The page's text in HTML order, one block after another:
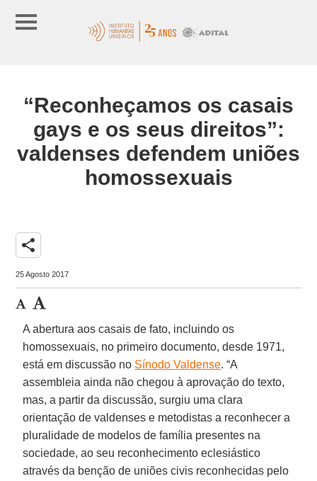
“Reconheçamos os casais
gays e os seus direitos”:
valdenses defendem uniões
homossexuais
share
25 Agosto 2017
A abertura aos casais de fato, incluindo os
homossexuais, no primeiro documento, desde 1971,
está em discussão no Sínodo Valdense. “A
assembleia ainda não chegou à aprovação do texto,
mas, a partir da discussão, surgiu uma clara
orientação de valdenses e metodistas a reconhecer a
pluralidade de modelos de família presentes na
sociedade, ao seu reconhecimento eclesiástico
através da benção de uniões civis reconhecidas pelo